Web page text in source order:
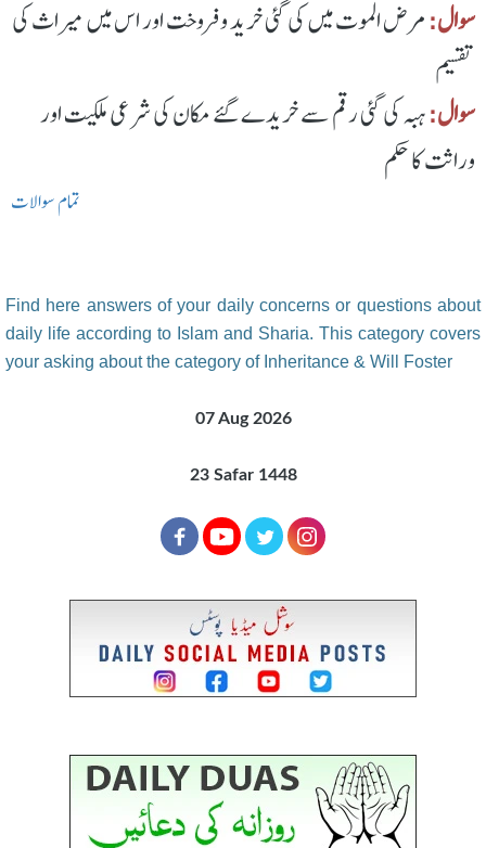
سوال:مرض الموت میں کی گئی خرید و فروخت اور اس میں میراث کی
تقسیم
سوال:ہبہ کی گئی رقم سے خریدے گئے مکان کی شرعی ملکیت اور
وراثت کا حکم
تمام سوالات
Find here answers of your daily concerns or questions about
daily life according to Islam and Sharia. This category covers
your asking about the category of Inheritance & Will Foster
07 Aug 2026
23 Safar 1448